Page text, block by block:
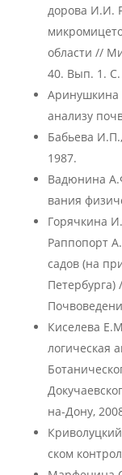
дорова И.И.
области //
40. Вып. 1. С.
Аринушкина
анализу
Бабьева
1987.
Вадюнина
вания
Горячкина
Раппопорт
садов (на
Петербурга)
Киселева
логическая
на-Дону,
ском